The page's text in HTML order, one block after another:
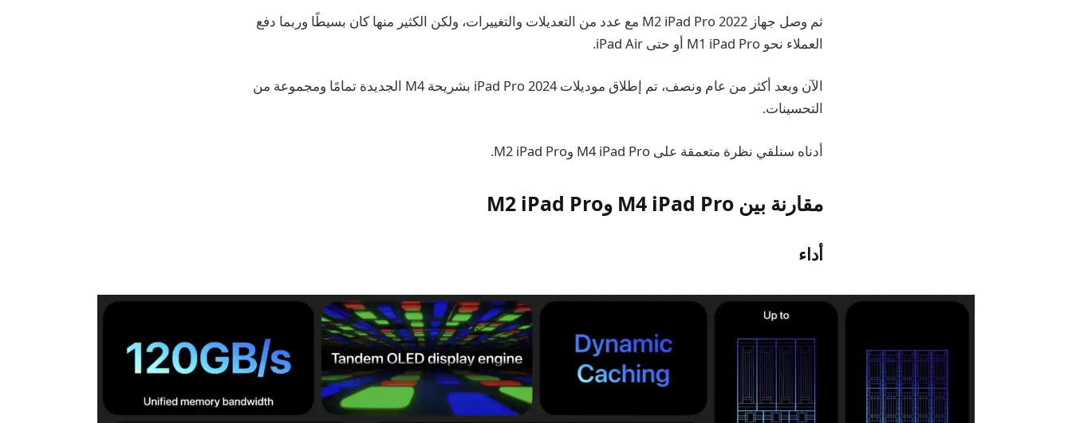
ثم وصل جهاز 2022 M2 iPad Pro مع عدد من التعديلات والتغييرات، ولكن الكثير منها كان بسيطًا وربما دفع
العملاء نحو M1 iPad Pro أو حتى iPad Air.
الآن وبعد أكثر من عام ونصف، تم إطلاق موديلات iPad Pro 2024 بشريحة M4 الجديدة تمامًا ومجموعة من
التحسينات.
أدناه سنلقي نظرة متعمقة على M4 iPad Pro وM2 iPad Pro.
مقارنة بين M4 iPad Pro وM2 iPad Pro
أداء